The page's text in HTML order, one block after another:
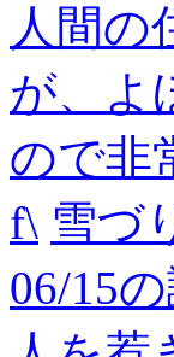
人間の
が、よ
ので非
f\ 雪づ
06/15